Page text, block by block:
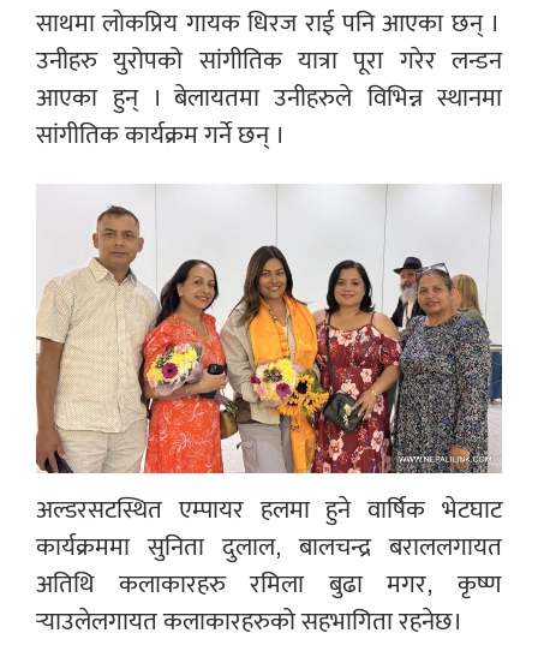
साथमा लोकप्रिय गायक धिरज राई पनि आएका छन् ।
उनीहरु युरोपको सांगीतिक यात्रा पूरा गरेर लन्डन
आएका हुन् । बेलायतमा उनीहरुले विभिन्न स्थानमा
सांगीतिक कार्यक्रम गर्ने छन् ।
अल्डरसटस्थित एम्पायर हलमा हुने वार्षिक भेटघाट
कार्यक्रममा सुनिता दुलाल, बालचन्द्र बराललगायत
अतिथि कलाकारहरु रमिला बुढा मगर, कृष्ण
र्‍याउलेलगायत कलाकारहरुको सहभागिता रहनेछ।